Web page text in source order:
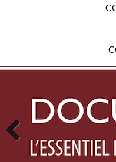
Previous